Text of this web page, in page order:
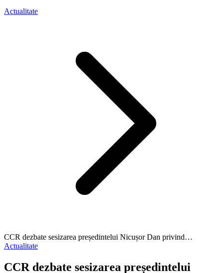
Actualitate
CCR dezbate sesizarea președintelui Nicușor Dan privind…
Actualitate
CCR dezbate sesizarea președintelui